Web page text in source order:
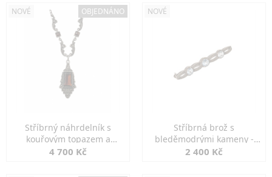
NOVÉ OBJEDNÁNO
Stříbrný náhrdelník s
kouřovým topazem a
markazity
4 700 Kč
NOVÉ
Stříbrná brož s
bleděmodrými kameny -
jemná elegance
2 400 Kč